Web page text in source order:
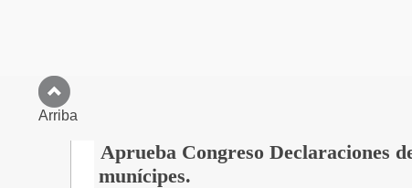
Arriba
Aprueba Congreso Declaraciones
munícipes.